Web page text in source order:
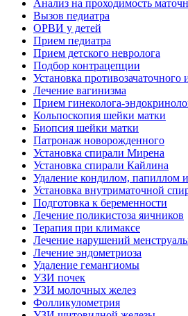
Анализ на проходимость
Вызов педиатра
ОРВИ у детей
Прием педиатра
Прием детского невролога
Подбор контрацепции
Установка
Лечение вагинизма
Прием гинеколога-
Кольпоскопия шейки матки
Биопсия шейки матки
Патронаж новорожденного
Установка спирали Мирена
Установка спирали Кайлина
Удаление кондилом, папиллом
Установка внутриматочной
Подготовка к беременности
Лечение поликистоза яичников
Терапия при климаксе
Лечение нарушений
Лечение эндометриоза
Удаление гемангиомы
УЗИ почек
УЗИ молочных желез
Фолликулометрия